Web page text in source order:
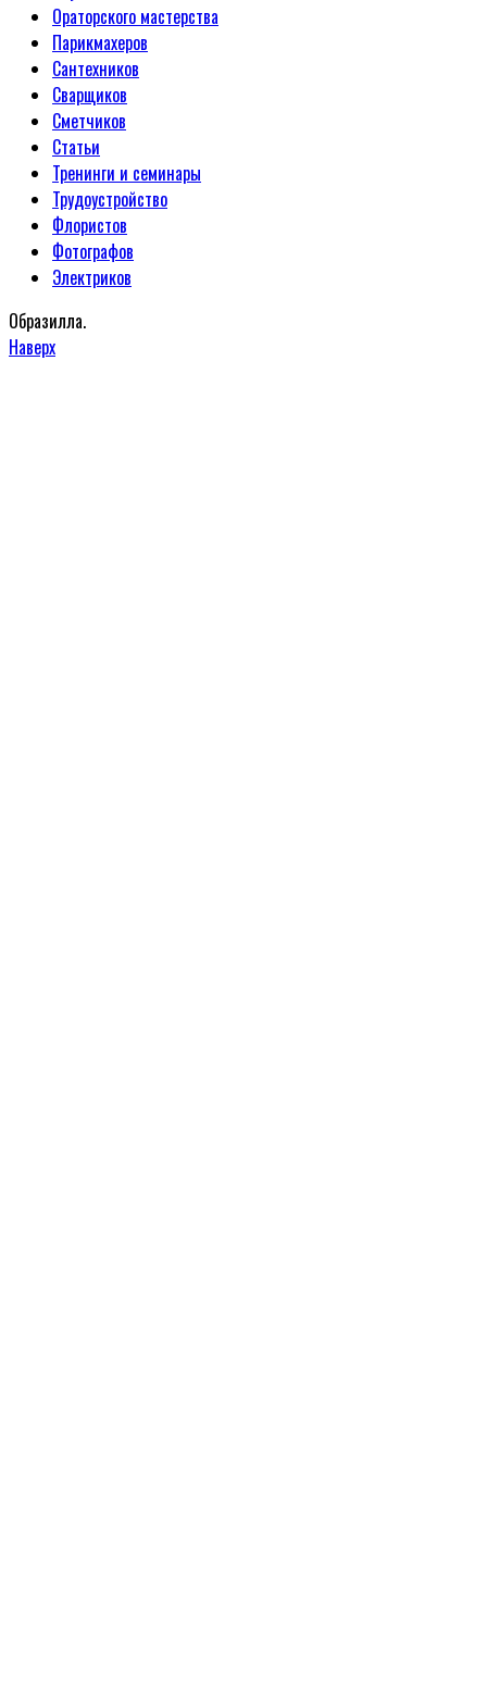
Ораторского мастерства
Парикмахеров
Сантехников
Сварщиков
Сметчиков
Статьи
Тренинги и семинары
Трудоустройство
Флористов
Фотографов
Электриков
Образилла.
Наверх